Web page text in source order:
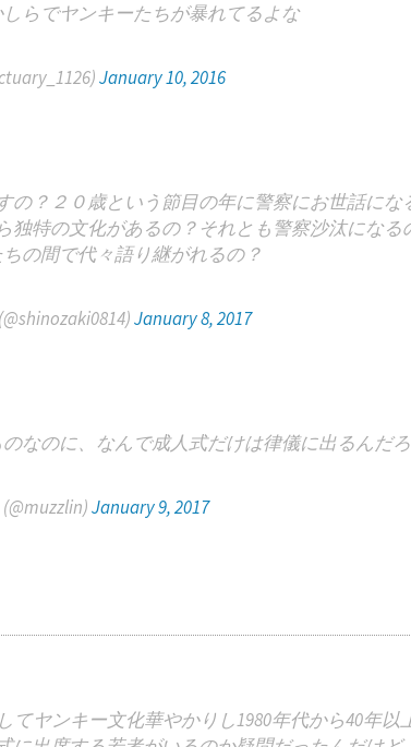
らでヤンキーたちが暴れてるよな
January 10, 2016
の？２０歳という節目の年に警察にお世話にな
独特の文化があるの？それとも警察沙汰になる
の間で代々語り継がれるの？
January 8, 2017
なのに、なんで成人式だけは律儀に出るんだ
January 9, 2017
ヤンキー文化華やかりし1980年代から40年以